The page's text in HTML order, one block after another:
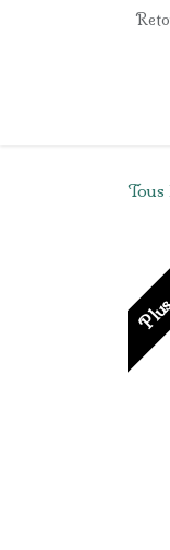
Se rendre au contenu
Tous